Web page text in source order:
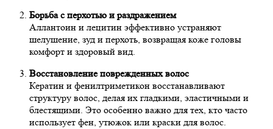
Борьба с перхотью и раздражением
Аллантоин и лецитин эффективно устраняют
шелушение, зуд и перхоть, возвращая коже головы
комфорт и здоровый вид.
Восстановление поврежденных волос
Кератин и фенилтриметикон восстанавливают
структуру волос, делая их гладкими, эластичными и
блестящими. Это особенно важно для тех, кто часто
использует фен, утюжок или краски для волос.